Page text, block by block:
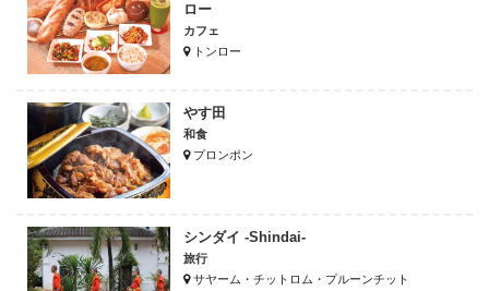
ロー
カフェ
トンロー
やす田
和食
プロンポン
シンダイ -Shindai-
旅行
サヤーム・チットロム・プルーンチット